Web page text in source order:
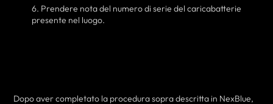
6. Prendere nota del numero di serie del caricabatterie
presente nel luogo.
Dopo aver completato la procedura sopra descritta in NexBlue,